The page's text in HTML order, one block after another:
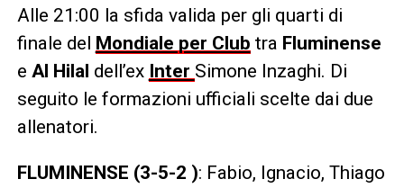
Alle 21:00 la sfida valida per gli quarti di
finale del Mondiale per Club tra Fluminense
e Al Hilal dell’ex Inter Simone Inzaghi. Di
seguito le formazioni ufficiali scelte dai due
allenatori.
FLUMINENSE (3-5-2 ): Fabio, Ignacio, Thiago